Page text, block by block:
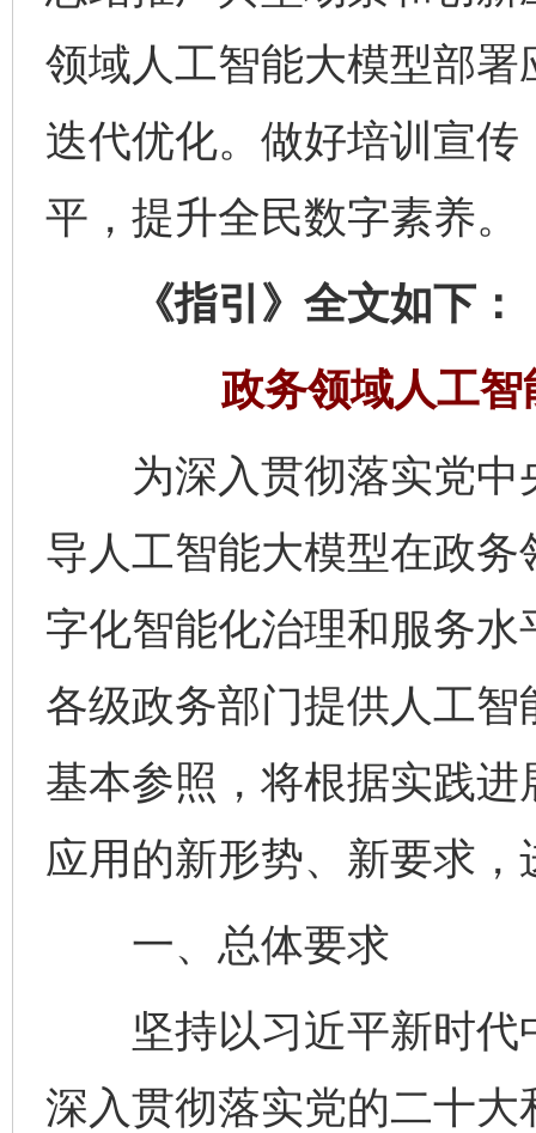
领域人工智能大模型部
迭代优化。做好培训宣
平，提升全民数字素养。
《指引》全文如下：
政务领域人工
为深入贯彻落实党中
导人工智能大模型在政
字化智能化治理和服务
各级政务部门提供人工
基本参照，将根据实践
应用的新形势、新要求
一、总体要求
坚持以习近平新时代
深入贯彻落实党的二十